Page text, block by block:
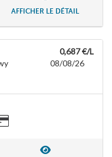
AFFICHER LE DÉTAIL
0,687 €/L
08/08/26